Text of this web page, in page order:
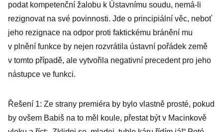
podat kompetenční žalobu k Ústavnímu soudu, nemá-li
rezignovat na své povinnosti. Jde o principiální věc, neboť
jeho rezignace na odpor proti faktickému bránění mu
v plnění funkce by nejen rozvrátila ústavní pořádek země
v tomto případě, ale vytvořila negativní precedent pro jeho
nástupce ve funkci.
Řešení 1: Ze strany premiéra by bylo vlastně prosté, pokud
by ovšem Babiš na to měl koule, přestat být v Macinkově